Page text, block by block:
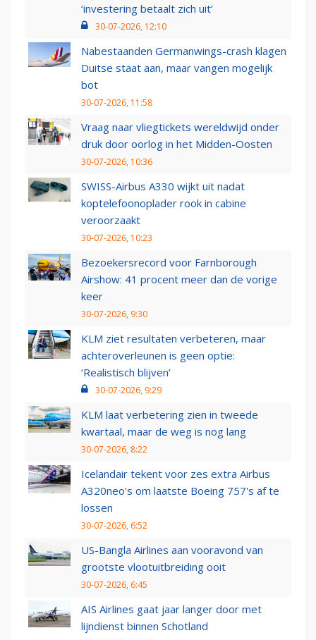
‘investering betaalt zich uit’
30-07-2026, 12:10
Nabestaanden Germanwings-crash klagen
Duitse staat aan, maar vangen mogelijk
bot
30-07-2026, 11:58
Vraag naar vliegtickets wereldwijd onder
druk door oorlog in het Midden-Oosten
30-07-2026, 10:36
SWISS-Airbus A330 wijkt uit nadat
koptelefoonoplader rook in cabine
veroorzaakt
30-07-2026, 10:23
Bezoekersrecord voor Farnborough
Airshow: 41 procent meer dan de vorige
keer
30-07-2026, 9:30
KLM ziet resultaten verbeteren, maar
achteroverleunen is geen optie:
‘Realistisch blijven’
30-07-2026, 9:29
KLM laat verbetering zien in tweede
kwartaal, maar de weg is nog lang
30-07-2026, 8:22
Icelandair tekent voor zes extra Airbus
A320neo's om laatste Boeing 757's af te
lossen
30-07-2026, 6:52
US-Bangla Airlines aan vooravond van
grootste vlootuitbreiding ooit
30-07-2026, 6:45
AIS Airlines gaat jaar langer door met
lijndienst binnen Schotland